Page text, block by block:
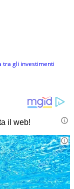
tra gli investimenti